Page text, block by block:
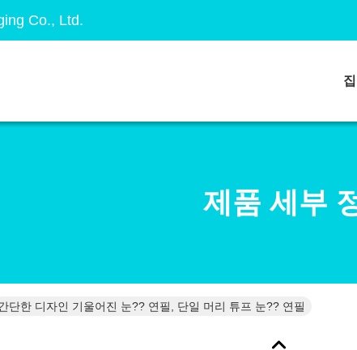
Co., Ltd.
집
제품 세부
단한 디자인 기울어진 눈?? 연필, 단일 머리 튜프 눈?? 연필